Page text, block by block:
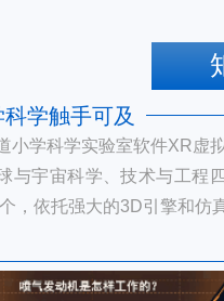
学触手可及
小学科学实验室软件XR虚
与宇宙科学、技术与工程
，依托强大的3D引擎和仿